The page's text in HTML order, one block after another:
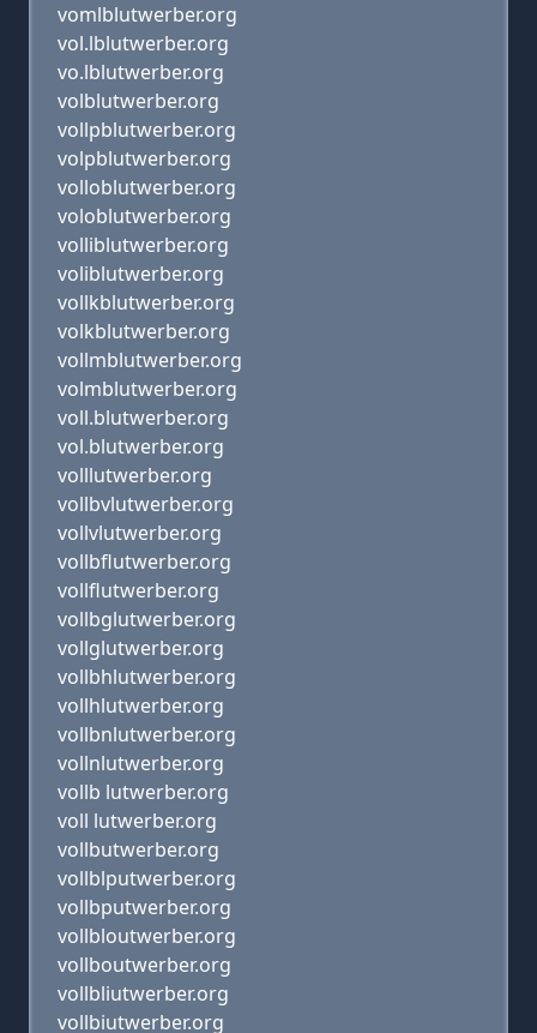
vomlblutwerber.org
vol.lblutwerber.org
vo.lblutwerber.org
volblutwerber.org
vollpblutwerber.org
volpblutwerber.org
volloblutwerber.org
voloblutwerber.org
volliblutwerber.org
voliblutwerber.org
vollkblutwerber.org
volkblutwerber.org
vollmblutwerber.org
volmblutwerber.org
voll.blutwerber.org
vol.blutwerber.org
volllutwerber.org
vollbvlutwerber.org
vollvlutwerber.org
vollbflutwerber.org
vollflutwerber.org
vollbglutwerber.org
vollglutwerber.org
vollbhlutwerber.org
vollhlutwerber.org
vollbnlutwerber.org
vollnlutwerber.org
vollb lutwerber.org
voll lutwerber.org
vollbutwerber.org
vollblputwerber.org
vollbputwerber.org
vollbloutwerber.org
vollboutwerber.org
vollbliutwerber.org
vollbiutwerber.org